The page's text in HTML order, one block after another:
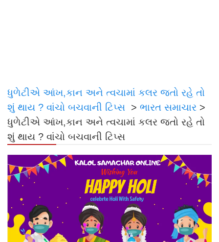
ધુળેટીએ આંખ,કાન અને ત્વચામાં કલર જતો રહે તો
શું થાય ? વાંચો બચવાની ટિપ્સ > ભારત સમાચાર >
ધુળેટીએ આંખ,કાન અને ત્વચામાં કલર જતો રહે તો
શું થાય ? વાંચો બચવાની ટિપ્સ